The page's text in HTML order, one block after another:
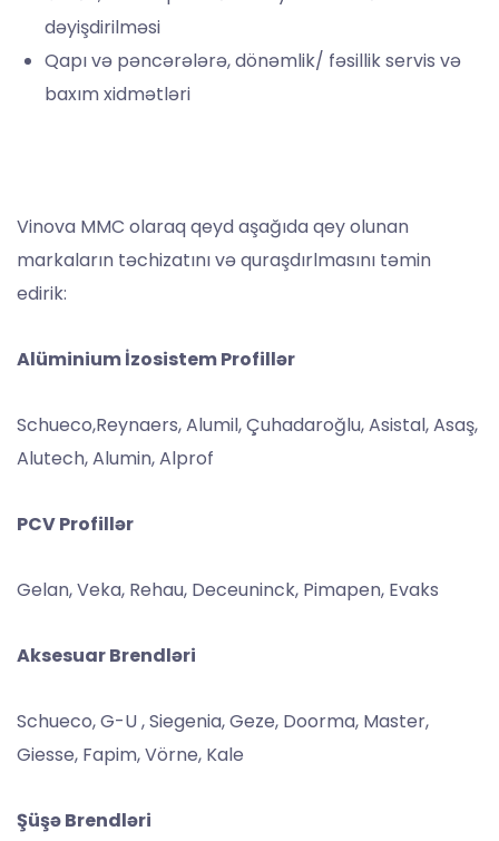
dəyişdirilməsi
Qapı və pəncərələrə, dönəmlik/ fəsillik servis və
baxım xidmətləri
Vinova MMC olaraq qeyd aşağıda qey olunan
markaların təchizatını və quraşdırlmasını təmin
edirik:
Alüminium İzosistem Profillər
Schueco,Reynaers, ⁠Alumil, ⁠Çuhadaroğlu, ⁠Asistal, ⁠Asaş,
Alutech, Alumin, Alprof
PCV Profillər
Gelan, ⁠Veka, Rehau, Deceuninck, ⁠Pimapen, Evaks
Aksesuar Brendləri
Schueco, ⁠G-U , ⁠Siegenia, ⁠Geze, ⁠Doorma, ⁠Master,
⁠Giesse, ⁠Fapim, ⁠⁠Vörne, ⁠Kale
Şüşə Brendləri